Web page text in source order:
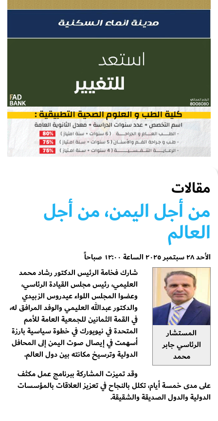
مقالات
من أجل اليمن، من أجل
العالم
الأحد ٢٨ سبتمبر ٢٠٢٥ الساعة ١٢:٠٠ صباحاً
المستشار
الرئاسي جابر
محمد
شارك فخامة الرئيس الدكتور رشاد محمد
العليمي، رئيس مجلس القيادة الرئاسي،
وعضوا المجلس اللواء عيدروس الزبيدي
والدكتور عبدالله العليمي والوفد المرافق له،
في القمة الثمانين للجمعية العامة للأمم
المتحدة في نيويورك في خطوة سياسية بارزة
أسهمت في إيصال صوت اليمن إلى المحافل
الدولية وترسيخ مكانته بين دول العالم.
وقد تميزت المشاركة ببرنامج عمل مكثف
على مدى خمسة أيام، تكلل بالنجاح في تعزيز العلاقات بالمؤسسات
الدولية والدول الصديقة والشقيقة.